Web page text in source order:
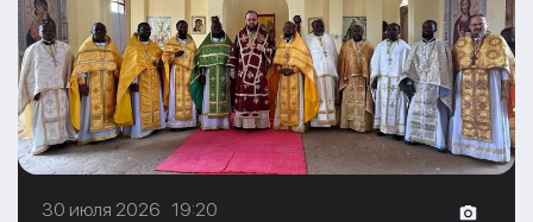
30 июля 2026 19:20